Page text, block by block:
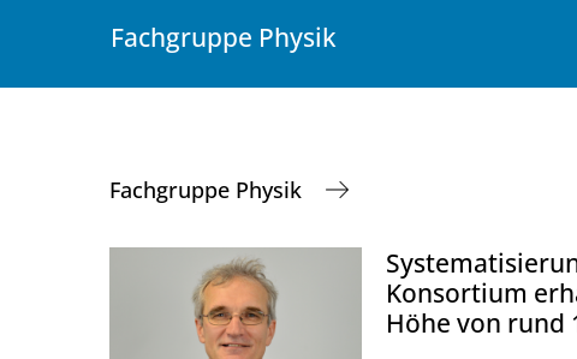
Fachgruppe Physik
Fachgruppe Physik
Konsortium
Höhe von rund